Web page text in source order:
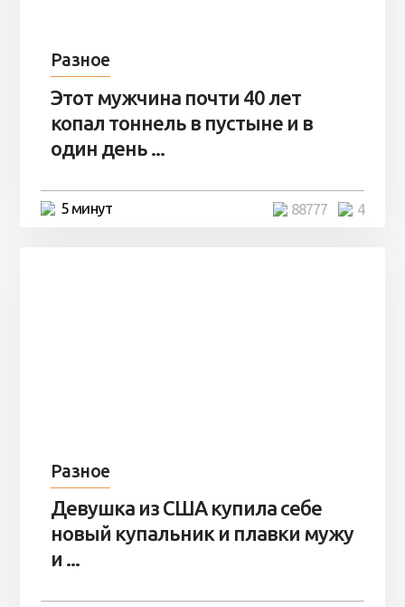
Разное
Этот мужчина почти 40 лет
копал тоннель в пустыне и в
один день ...
5 минут 4
88777
Разное
Девушка из США купила себе
новый купальник и плавки мужу
и ...